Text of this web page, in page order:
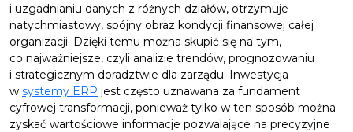
i uzgadnianiu danych z różnych działów, otrzymuje
natychmiastowy, spójny obraz kondycji finansowej całej
organizacji. Dzięki temu można skupić się na tym,
co najważniejsze, czyli analizie trendów, prognozowaniu
i strategicznym doradztwie dla zarządu. Inwestycja
w systemy ERP jest często uznawana za fundament
cyfrowej transformacji, ponieważ tylko w ten sposób można
zyskać wartościowe informacje pozwalające na precyzyjne